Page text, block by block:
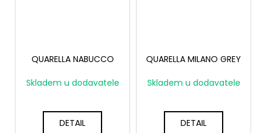
QUARELLA NABUCCO
Skladem u dodavatele
DETAIL
QUARELLA MILANO GREY
Skladem u dodavatele
DETAIL